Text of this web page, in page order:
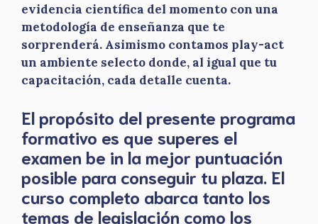
evidencia científica del momento con una
metodología de enseñanza que te
sorprenderá. Asimismo contamos play-act
un ambiente selecto donde, al igual que tu
capacitación, cada detalle cuenta.
El propósito del presente programa
formativo es que superes el
examen be in la mejor puntuación
posible para conseguir tu plaza. El
curso completo abarca tanto los
temas de legislación como los